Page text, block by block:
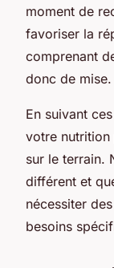
moment de
favoriser la
comprenant
donc de mise.
En suivant
votre nutrition
sur le terrain.
différent et
nécessiter
besoins